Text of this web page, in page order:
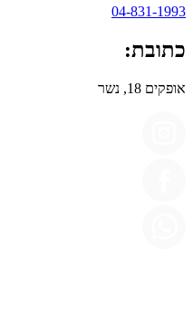
04-831-1993
כתובת:
אופקים 18, נשר